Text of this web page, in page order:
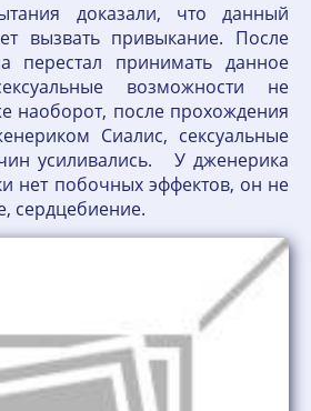
доказали, что данный
вызвать привыкание. После
перестал принимать данное
возможности не
наоборот, после прохождения
Сиалис, сексуальные
усиливались. У дженерика
нет побочных эффектов, он не
сердцебиение.